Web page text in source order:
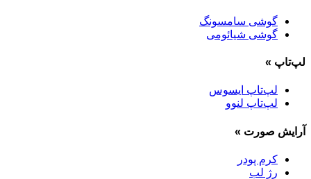
گوشی سامسونگ
گوشی شیائومی
لپ‌تاپ »
لپ‌تاپ ایسوس
لپ‌تاپ لنوو
آرایش صورت »
کرم پودر
رژ لب